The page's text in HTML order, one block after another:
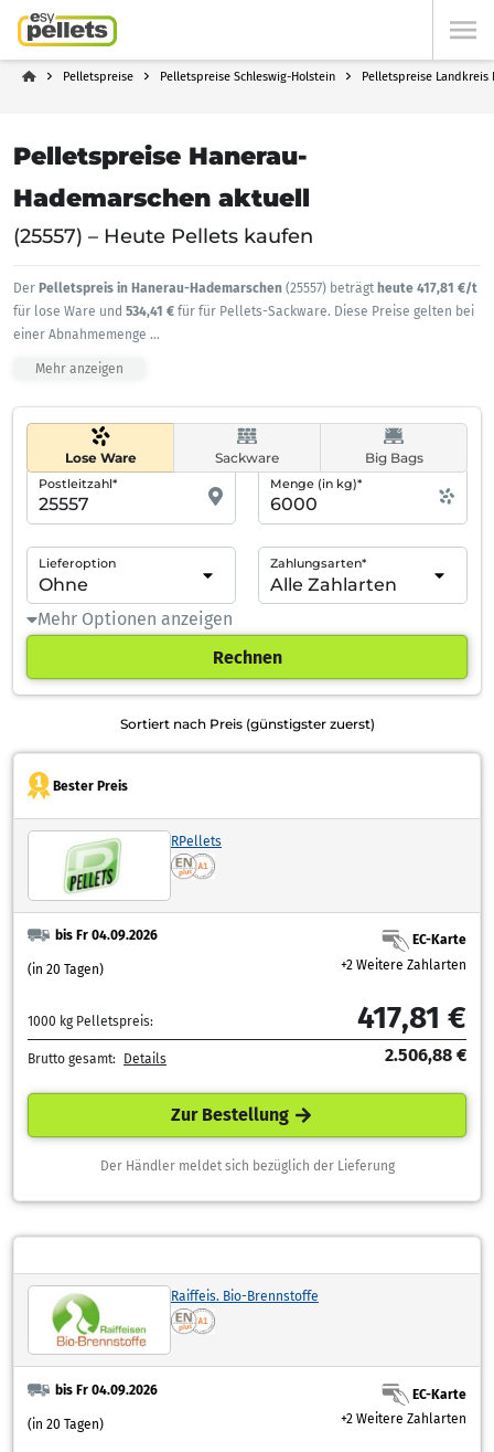
Pelletspreise Pelletspreise Schleswig-Holstein Pelletspreise Landkreis
Pelletspreise Hanerau-
Hademarschen aktuell
(25557) – Heute Pellets kaufen
Der Pelletspreis in Hanerau-Hademarschen (25557) beträgt heute 417,81 €/t
für lose Ware und 534,41 € für für Pellets-Sackware. Diese Preise gelten bei
einer Abnahmemenge ...
Mehr anzeigen
Lose Ware Sackware Big Bags
Postleitzahl* Menge (in kg)*
Lieferoption Zahlungsarten*
Mehr Optionen anzeigen
Rechnen
Sortiert nach Preis (günstigster zuerst)
Bester Preis
RPellets
bis Fr 04.09.2026
(in 20 Tagen)
EC-Karte
+2 Weitere Zahlarten
1000 kg Pelletspreis: 417,81 €
Brutto gesamt: Details 2.506,88 €
Zur Bestellung
Der Händler meldet sich bezüglich der Lieferung
Raiffeis. Bio-Brennstoffe
bis Fr 04.09.2026
(in 20 Tagen)
EC-Karte
+2 Weitere Zahlarten